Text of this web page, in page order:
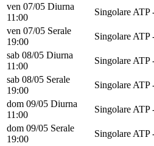
ven 07/05 Diurna
11:00
Singolare ATP
ven 07/05 Serale
19:00
Singolare ATP
sab 08/05 Diurna
11:00
Singolare ATP
sab 08/05 Serale
19:00
Singolare ATP
dom 09/05 Diurna
11:00
Singolare ATP
dom 09/05 Serale
19:00
Singolare ATP